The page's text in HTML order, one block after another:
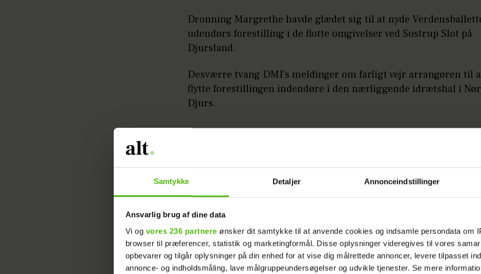
Samtykke Detaljer Annonceindstillinger
Ansvarlig brug af dine data
Vi og vores 236 partnere ønsker dit samtykke til at anvende cookies og indsamle persondata om
browser til præferencer, statistik og marketingformål. Disse oplysninger videregives til vores
opbevarer og tilgår oplysninger på din enhed for at vise dig målrettede annoncer, levere tilpasset
annonce- og indholdsmåling, lave målgruppeundersøgelser og udvikle tjenester. Se mere
Dronning Margrethe havde glædet sig til at nyde
udendørs forestilling i de flotte omgivelser ved Sostrup Slot på
Djursland.
Desværre tvang DMI's meldinger om farligt vejr arrangøren til
flytte forestillingen indendøre i den nærliggende idrætshal i
Djurs.
Men ligesom resten af publikum, tog den 84-årige majestæt det
som en oplevelse.
Marselisborg Slot, blev modtaget af Kirsten Swift fra Sostrup
Verdensballettens leder og stifter, Jens-Christian Wandt, og fik
blomsterpige overrakt en flot buket inden hun blev ledsaget til